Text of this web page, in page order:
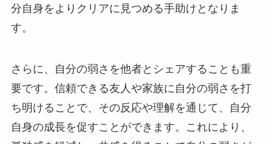
分自身をよりクリアに見つめる手助けとなりま
す。
さらに、自分の弱さを他者とシェアすることも重
要です。信頼できる友人や家族に自分の弱さを打
ち明けることで、その反応や理解を通じて、自分
自身の成長を促すことができます。これにより、